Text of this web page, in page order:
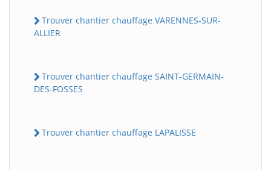
Trouver chantier chauffage VARENNES-SUR-
ALLIER
Trouver chantier chauffage SAINT-GERMAIN-
DES-FOSSES
Trouver chantier chauffage LAPALISSE